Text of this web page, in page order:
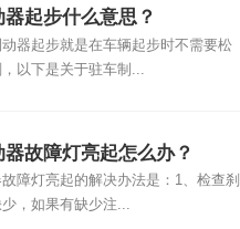
起步什么意思？
器起步就是在车辆起步时不需要松
以下是关于驻车制...
故障灯亮起怎么办？
障灯亮起的解决办法是：1、检查刹
，如果有缺少注...